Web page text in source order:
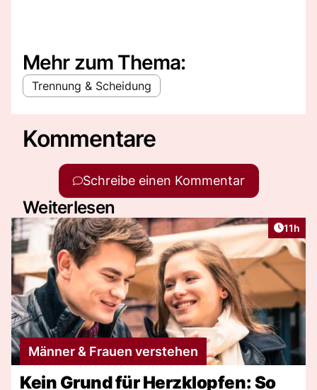
Mehr zum Thema:
Trennung & Scheidung
Kommentare
Schreibe einen Kommentar
Weiterlesen
11h
Männer & Frauen verstehen
Kein Grund für Herzklopfen: So